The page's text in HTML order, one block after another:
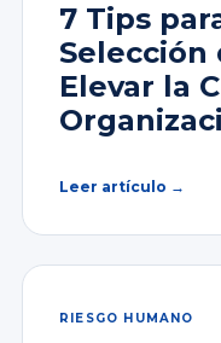
7 Tips
Selección
Elevar la
Leer artículo →
RIESGO HUMANO